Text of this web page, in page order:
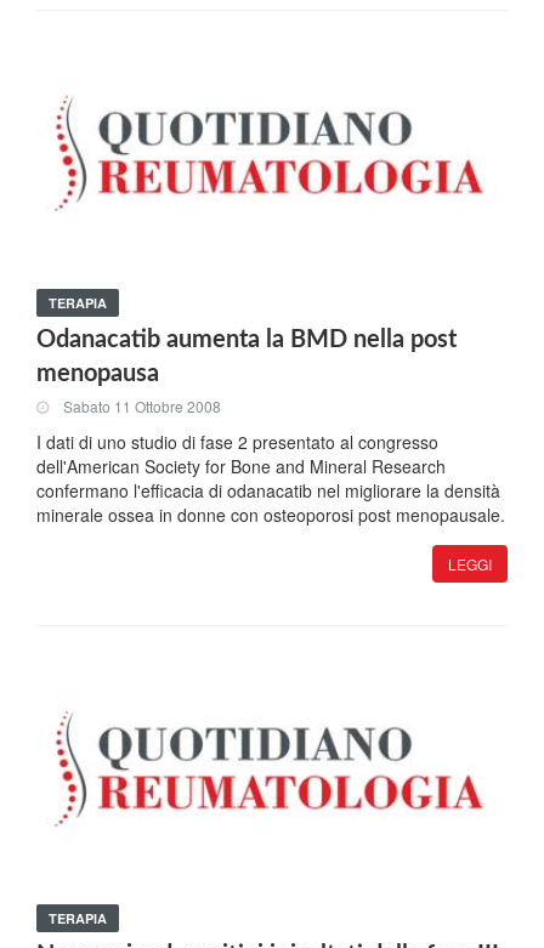
TERAPIA
Odanacatib aumenta la BMD nella post
menopausa
Sabato 11 Ottobre 2008
I dati di uno studio di fase 2 presentato al congresso
dell'American Society for Bone and Mineral Research
confermano l'efficacia di odanacatib nel migliorare la densità
minerale ossea in donne con osteoporosi post menopausale.
LEGGI
TERAPIA